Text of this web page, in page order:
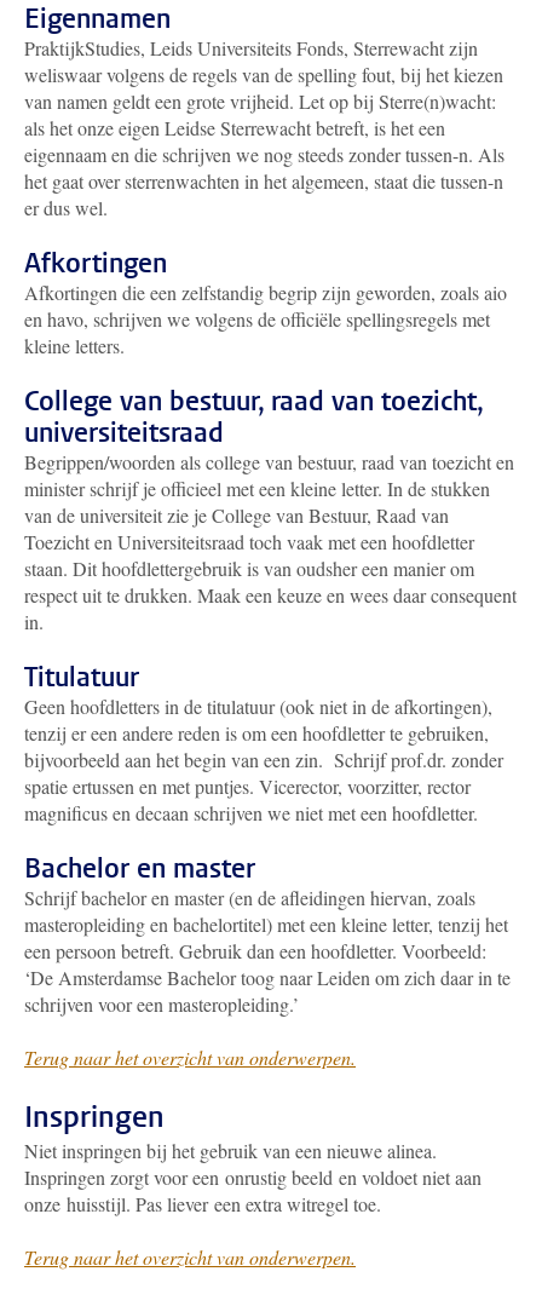
Eigennamen
PraktijkStudies, Leids Universiteits Fonds, Sterrewacht zijn
weliswaar volgens de regels van de spelling fout, bij het kiezen
van namen geldt een grote vrijheid. Let op bij Sterre(n)wacht:
als het onze eigen Leidse Sterrewacht betreft, is het een
eigennaam en die schrijven we nog steeds zonder tussen-n. Als
het gaat over sterrenwachten in het algemeen, staat die tussen-n
er dus wel.
Afkortingen
Afkortingen die een zelfstandig begrip zijn geworden, zoals aio
en havo, schrijven we volgens de officiële spellingsregels met
kleine letters.
College van bestuur, raad van toezicht,
universiteitsraad
Begrippen/woorden als college van bestuur, raad van toezicht en
minister schrijf je officieel met een kleine letter. In de stukken
van de universiteit zie je College van Bestuur, Raad van
Toezicht en Universiteitsraad toch vaak met een hoofdletter
staan. Dit hoofdlettergebruik is van oudsher een manier om
respect uit te drukken. Maak een keuze en wees daar consequent
in.
Titulatuur
Geen hoofdletters in de titulatuur (ook niet in de afkortingen),
tenzij er een andere reden is om een hoofdletter te gebruiken,
bijvoorbeeld aan het begin van een zin. Schrijf prof.dr. zonder
spatie ertussen en met puntjes. Vicerector, voorzitter, rector
magnificus en decaan schrijven we niet met een hoofdletter.
Bachelor en master
Schrijf bachelor en master (en de afleidingen hiervan, zoals
masteropleiding en bachelortitel) met een kleine letter, tenzij het
een persoon betreft. Gebruik dan een hoofdletter. Voorbeeld:
‘De Amsterdamse Bachelor toog naar Leiden om zich daar in te
schrijven voor een masteropleiding.’
Terug naar het overzicht van onderwerpen.
Inspringen
Niet inspringen bij het gebruik van een nieuwe alinea.
Inspringen zorgt voor een onrustig beeld en voldoet niet aan
onze huisstijl. Pas liever een extra witregel toe.
Terug naar het overzicht van onderwerpen.